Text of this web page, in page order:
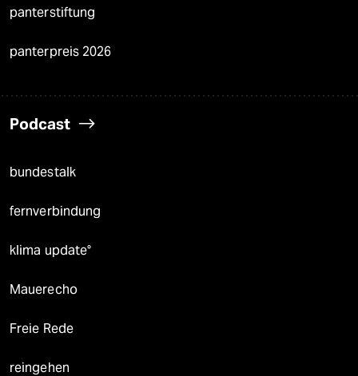
panterstiftung
panterpreis 2026
Podcast
bundestalk
fernverbindung
klima update°
Mauerecho
Freie Rede
reingehen